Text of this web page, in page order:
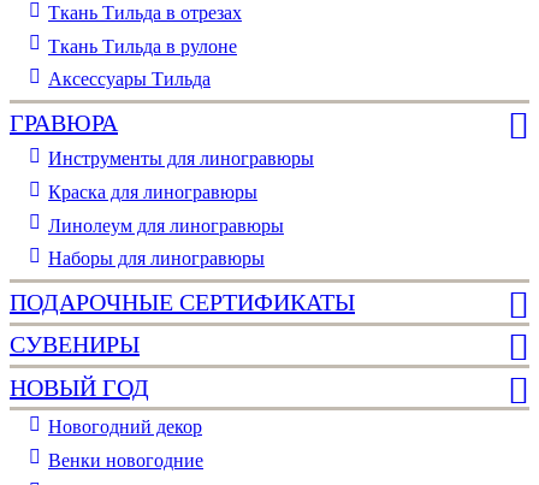
Ткань Тильда в отрезах
Ткань Тильда в рулоне
Аксессуары Тильда
ГРАВЮРА
Инструменты для линогравюры
Краска для линогравюры
Линолеум для линогравюры
Наборы для линогравюры
ПОДАРОЧНЫЕ СЕРТИФИКАТЫ
СУВЕНИРЫ
НОВЫЙ ГОД
Новогодний декор
Венки новогодние